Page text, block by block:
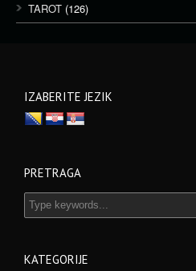
TAROT (126)
IZABERITE JEZIK
PRETRAGA
KATEGORIJE